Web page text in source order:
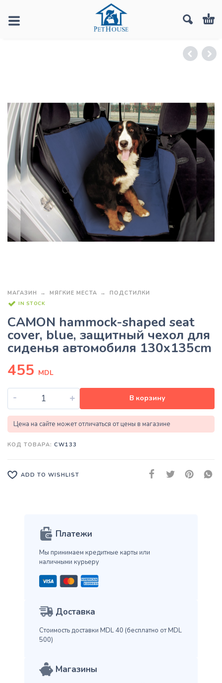
МАГАЗИН МЯГКИЕ МЕСТА ПОДСТИЛКИ
IN STOCK
CAMON hammock-shaped seat
cover, blue, защитный чехол для
сиденья автомобиля 130x135cm
455 MDL
- + В корзину
Цена на сайте может отличаться от цены в магазине
КОД ТОВАРА: CW133
ADD TO WISHLIST
Платежи
Мы принимаем кредитные карты или
наличными курьеру
Доставка
Стоимость доставки MDL 40 (бесплатно от MDL
500)
Магазины